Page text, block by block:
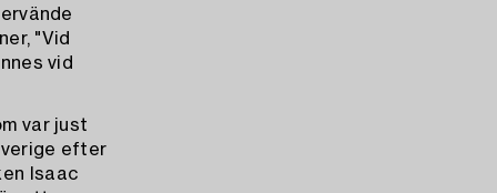
"Vid
vid
var just
efter
Isaac